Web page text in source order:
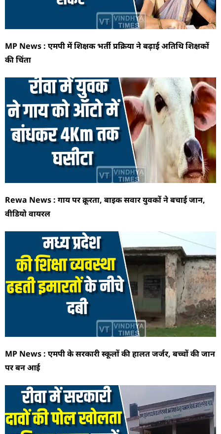
MP News : एमपी में शिक्षक भर्ती प्रक्रिया ने बढ़ाई अतिथि शिक्षकों
की चिंता
Rewa News : गाय पर क्रूरता, बाइक सवार युवकों ने बचाई जान,
वीडियो वायरल
MP News : एमपी के सरकारी स्कूलों की हालत जर्जर, बच्चों की जान
पर बन आई